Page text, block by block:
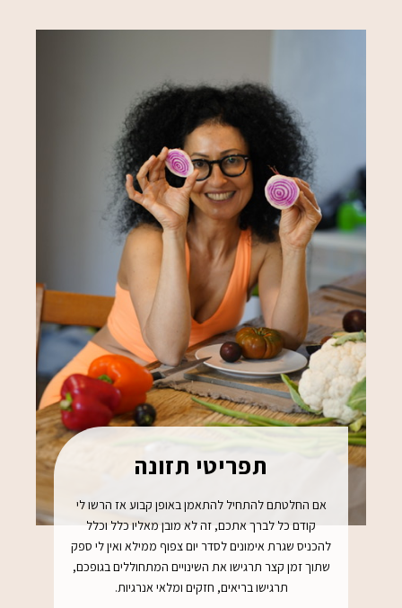
תפריטי תזונה
אם החלטתם להתחיל להתאמן באופן קבוע אז הרשו לי
קודם כל לברך אתכם, זה לא מובן מאליו כלל וכלל
להכניס שגרת אימונים לסדר יום צפוף ממילא ואין לי ספק
שתוך זמן קצר תרגישו את השינויים המתחוללים בגופכם,
תרגישו בריאים, חזקים ומלאי אנרגיות.